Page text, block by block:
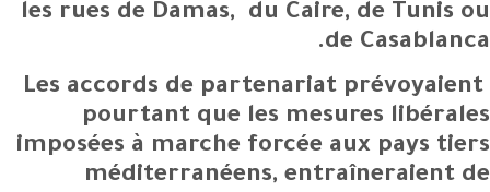
les rues de Damas, du Caire, de Tunis ou
de Casablanca.
Les accords de partenariat prévoyaient
pourtant que les mesures libérales
imposées à marche forcée aux pays tiers
méditerranéens, entraîneraient de